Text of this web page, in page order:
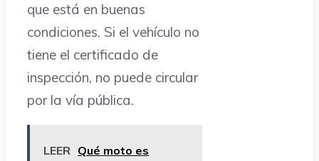
que está en buenas
condiciones. Si el vehículo no
tiene el certificado de
inspección, no puede circular
por la vía pública.
LEER Qué moto es